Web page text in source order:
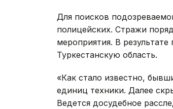
Для поисков
полицейских. Стражи
мероприятия. В
Туркестанскую область.
«Как стало известно,
единиц техники. Далее
Ведется досудебное